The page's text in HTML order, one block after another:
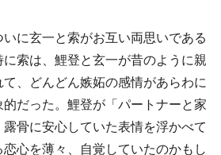
に玄一と索がお互い両思いである
索は、鯉登と玄一が昔のように親
、どんどん嫉妬の感情があらわに
だった。鯉登が「パートナーと家
骨に安心していた表情を浮かべて
心を薄々、自覚していたのかもし